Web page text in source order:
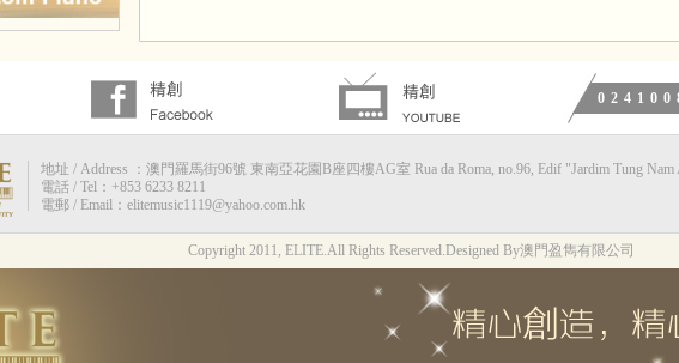
演出時間：2015年8月8日星期六下午
演出地點：香港九龍灣Megabox 通利演
票價：HK$130
琴約在黃昏2週年*拔萃匯演
地址 / Address ：澳門羅馬街96號 東南亞花園B座四樓AG室 Rua da Roma, no.96, Edif "Jardim Tung
電話 / Tel：+853 6233 8211
電郵 / Email：elitemusic1119@yahoo.com.hk
Copyright 2011, ELITE.All Rights Reserved.Designed By澳門盈雋有限公司